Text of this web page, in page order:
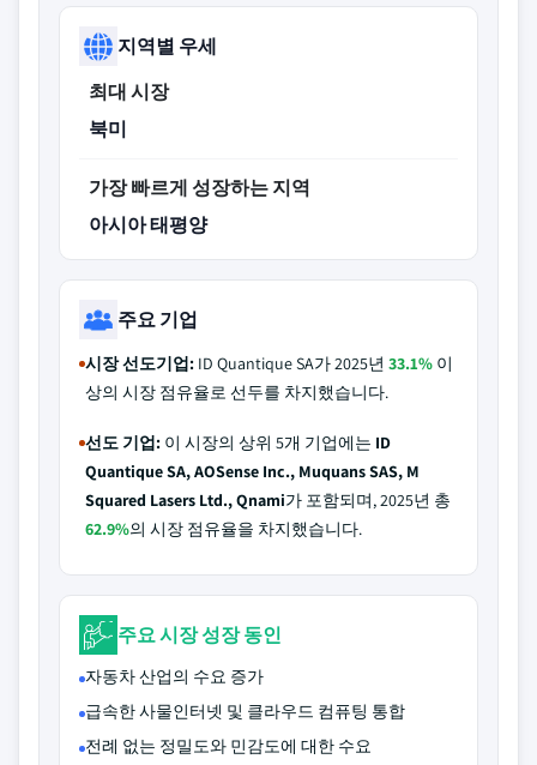
지역별 우세
최대 시장
북미
가장 빠르게 성장하는 지역
아시아 태평양
주요 기업
시장 선도기업: ID Quantique SA가 2025년 33.1% 이
상의 시장 점유율로 선두를 차지했습니다.
선도 기업: 이 시장의 상위 5개 기업에는 ID
Quantique SA, AOSense Inc., Muquans SAS, M
Squared Lasers Ltd., Qnami가 포함되며, 2025년 총
62.9%의 시장 점유율을 차지했습니다.
주요 시장 성장 동인
자동차 산업의 수요 증가
급속한 사물인터넷 및 클라우드 컴퓨팅 통합
전례 없는 정밀도와 민감도에 대한 수요